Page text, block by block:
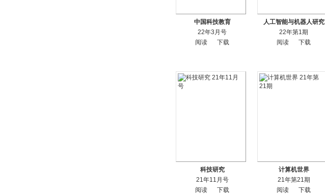
中国科技教育
22年3月号
阅读
下载
人工智能与机器人研究
22年第1期
阅读
下载
科技研究
21年11月号
阅读
下载
计算机世界
21年第21期
阅读
下载